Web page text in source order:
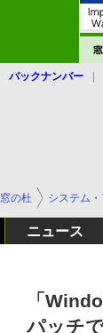
バックナンバー
窓の杜 システム
ニュース
「
パッチ